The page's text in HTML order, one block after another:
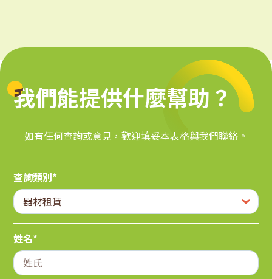
我們能提供什麼幫助？
我們能提供什麼幫助？
如有任何查詢或意見，歡迎填妥本表格與我們聯絡。
查詢類別*
姓名*